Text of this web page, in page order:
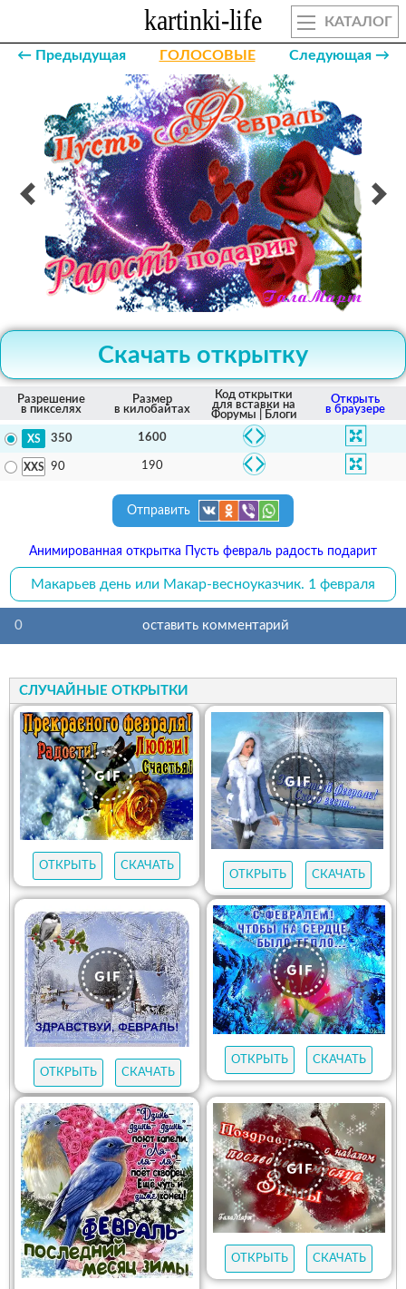
КАТАЛОГ
← Предыдущая ГОЛОСОВЫЕ Следующая →
Скачать открытку
Разрешение
в пикселях
Размер
в килобайтах
Код открытки
для вставки на
Форумы | Блоги
Открыть
в браузере
350 1600
90 190
Отправить
Анимированная открытка Пусть февраль радость подарит
Макарьев день или Макар-весноуказчик. 1 февраля
0 оставить комментарий
СЛУЧАЙНЫЕ ОТКРЫТКИ
ОТКРЫТЬ
СКАЧАТЬ
ОТКРЫТЬ
СКАЧАТЬ
ОТКРЫТЬ СКАЧАТЬ
ОТКРЫТЬ СКАЧАТЬ
ОТКРЫТЬ СКАЧАТЬ